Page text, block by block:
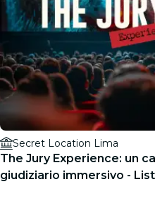
Secret Location Lima
The Jury Experience: un
giudiziario immersivo -